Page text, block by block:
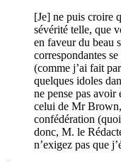
[Je] ne puis croire
sévérité telle, que
en faveur du beau
correspondantes
(comme j’ai fait
quelques idoles
ne pense pas
celui de Mr Brown,
confédération
donc, M. le
n’exigez pas que